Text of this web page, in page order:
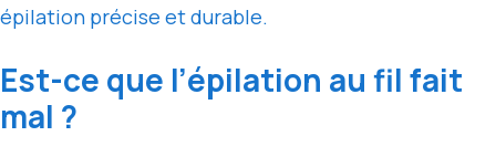
épilation précise et durable.
Est-ce que l’épilation au fil fait
mal ?